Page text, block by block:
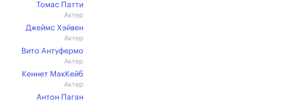
Томас Патти
Актер
Джеймс Хэйвен
Актер
Вито Антуфермо
Актер
Кеннет МакКейб
Актер
Антон Паган